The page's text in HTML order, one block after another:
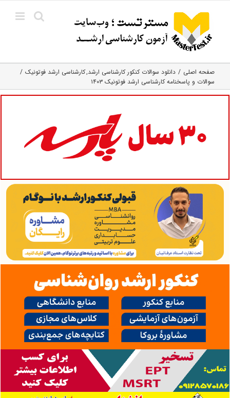
content
صفحه اصلی دانلود سوالات کنکور کارشناسی ارشد کارشناسی ارشد فوتونیک
سوالات و پاسخنامه کارشناسی ارشد فوتونیک ۱۴۰۳